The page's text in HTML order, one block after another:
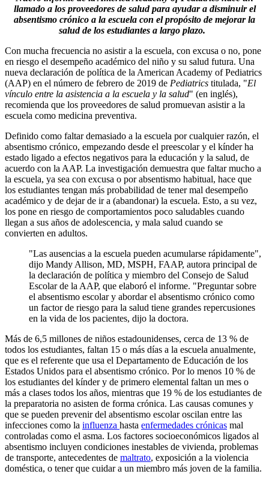
llamado a los proveedores de salud para ayudar a disminuir el
absentismo crónico a la escuela con el propósito de mejorar la
salud de los estudiantes a largo plazo.
Con mucha frecuencia no asistir a la escuela, con excusa o no, pone
en riesgo el desempeño académico del niño y su salud futura. Una
nueva declaración de política de la American Academy of Pediatrics
(AAP) en el número de febrero de 2019 de Pediatrics titulada, "El
vínculo entre la asistencia a la escuela y la salud" (en inglés),
recomienda que los proveedores de salud promuevan asistir a la
escuela como medicina preventiva.
Definido como faltar demasiado a la escuela por cualquier razón, el
absentismo crónico, empezando desde el preescolar y el kínder ha
estado ligado a efectos negativos para la educación y la salud, de
acuerdo con la AAP. La investigación demuestra que faltar mucho a
la escuela, ya sea con excusa o por absentismo habitual, hace que
los estudiantes tengan más probabilidad de tener mal desempeño
académico y de dejar de ir a (abandonar) la escuela. Esto, a su vez,
los pone en riesgo de comportamientos poco saludables cuando
llegan a sus años de adolescencia, y mala salud cuando se
convierten en adultos.
"Las ausencias a la escuela pueden acumularse rápidamente",
dijo Mandy Allison, MD, MSPH, FAAP, autora principal de
la declaración de política y miembro del Consejo de Salud
Escolar de la AAP, que elaboró el informe. "Preguntar sobre
el absentismo escolar y abordar el absentismo crónico como
un factor de riesgo para la salud tiene grandes repercusiones
en la vida de los pacientes, dijo la doctora.
Más de 6,5 millones de niños estadounidenses, cerca de 13 % de
todos los estudiantes, faltan 15 o más días a la escuela anualmente,
que es el referente que usa el Departamento de Educación de los
Estados Unidos para el absentismo crónico. Por lo menos 10 % de
los estudiantes del kínder y de primero elemental faltan un mes o
más a clases todos los años, mientras que 19 % de los estudiantes de
la preparatoria no asisten de forma crónica. Las causas comunes y
que se pueden prevenir del absentismo escolar oscilan entre las
infecciones como la influenza hasta enfermedades crónicas mal
controladas como el asma. Los factores socioeconómicos ligados al
absentismo incluyen condiciones inestables de vivienda, problemas
de transporte, antecedentes de maltrato, exposición a la violencia
doméstica, o tener que cuidar a un miembro más joven de la familia.